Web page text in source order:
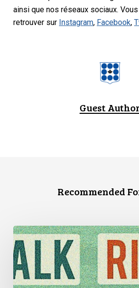
ainsi que nos réseaux sociaux.
retrouver sur Instagram, Facebook,
Guest
Recommended
Trois
témoignages
de
discrimination
en